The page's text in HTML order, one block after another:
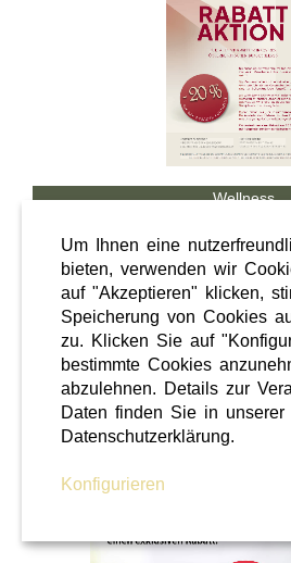
Wellness
Steiermark
28 / 02 / 2026
Hörcafe
Hörcafe
Um Ihnen eine
bieten, verwenden wir
auf "Akzeptieren" klicken,
Speicherung von Cookies
zu. Klicken Sie auf
bestimmte Cookies
abzulehnen. Details zur
Daten finden Sie in unserer
Datenschutzerklärung.
Konfigurieren